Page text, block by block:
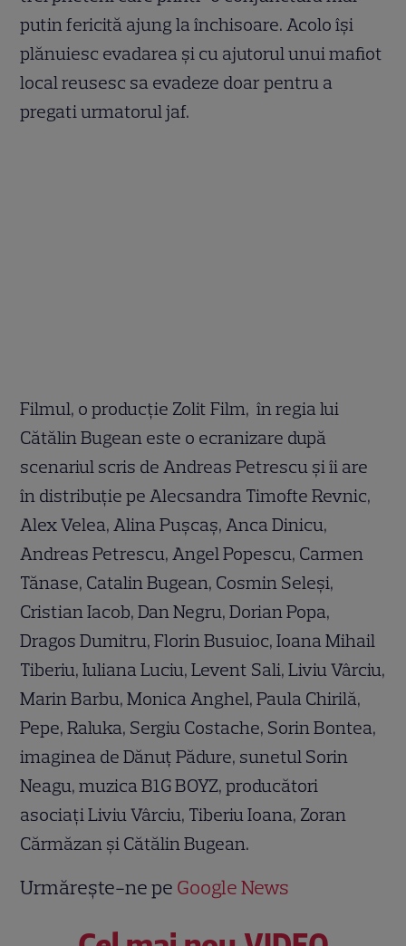
putin fericită ajung la închisoare. Acolo își
plănuiesc evadarea și cu ajutorul unui mafiot
local reusesc sa evadeze doar pentru a
pregati urmatorul jaf.
Filmul, o producție Zolit Film, în regia lui
Cătălin Bugean este o ecranizare după
scenariul scris de Andreas Petrescu și îi are
în distribuție pe Alecsandra Timofte Revnic,
Alex Velea, Alina Pușcaș, Anca Dinicu,
Andreas Petrescu, Angel Popescu, Carmen
Tănase, Catalin Bugean, Cosmin Seleși,
Cristian Iacob, Dan Negru, Dorian Popa,
Dragos Dumitru, Florin Busuioc, Ioana Mihail
Tiberiu, Iuliana Luciu, Levent Sali, Liviu Vârciu,
Marin Barbu, Monica Anghel, Paula Chirilă,
Pepe, Raluka, Sergiu Costache, Sorin Bontea,
imaginea de Dănuț Pădure, sunetul Sorin
Neagu, muzica B1G BOYZ, producători
asociați Liviu Vârciu, Tiberiu Ioana, Zoran
Cărmăzan și Cătălin Bugean.
Urmărește-ne pe Google News